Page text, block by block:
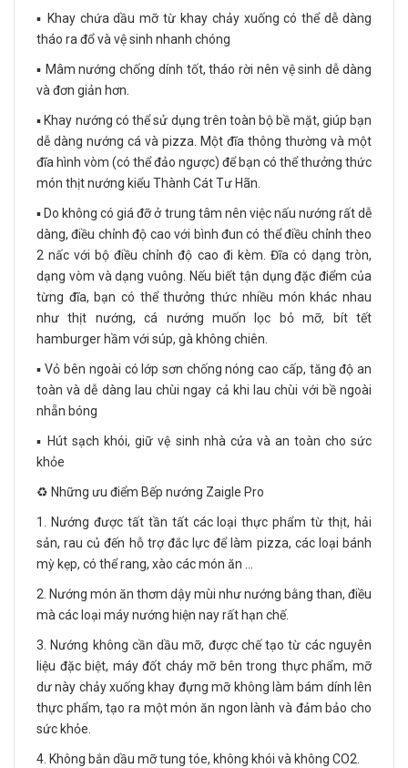
▪️ Khay chứa dầu mỡ từ khay chảy xuống có thể dễ dàng
tháo ra đổ và vệ sinh nhanh chóng
▪️ Mâm nướng chống dính tốt, tháo rời nên vệ sinh dễ dàng
và đơn giản hơn.
▪️ Khay nướng có thể sử dụng trên toàn bộ bề mặt, giúp bạn
dễ dàng nướng cá và pizza. Một đĩa thông thường và một
đĩa hình vòm (có thể đảo ngược) để bạn có thể thưởng thức
món thịt nướng kiểu Thành Cát Tư Hãn.
▪️ Do không có giá đỡ ở trung tâm nên việc nấu nướng rất dễ
dàng, điều chỉnh độ cao với bình đun có thể điều chỉnh theo
2 nấc với bộ điều chỉnh độ cao đi kèm. Đĩa có dạng tròn,
dạng vòm và dạng vuông. Nếu biết tận dụng đặc điểm của
từng đĩa, bạn có thể thưởng thức nhiều món khác nhau
như thịt nướng, cá nướng muốn lọc bỏ mỡ, bít tết
hamburger hầm với súp, gà không chiên.
▪️ Vỏ bên ngoài có lớp sơn chống nóng cao cấp, tăng độ an
toàn và dễ dàng lau chùi ngay cả khi lau chùi với bề ngoài
nhẵn bóng
▪️ Hút sạch khói, giữ vệ sinh nhà cửa và an toàn cho sức
khỏe
♻️ Những ưu điểm Bếp nướng Zaigle Pro
1. Nướng được tất tần tất các loại thực phẩm từ thịt, hải
sản, rau củ đến hỗ trợ đắc lực để làm pizza, các loại bánh
mỳ kẹp, có thể rang, xào các món ăn …
2. Nướng món ăn thơm dậy mùi như nướng bằng than, điều
mà các loại máy nướng hiện nay rất hạn chế.
3. Nướng không cần dầu mỡ, được chế tạo từ các nguyên
liệu đặc biệt, máy đốt cháy mỡ bên trong thực phẩm, mỡ
dư này chảy xuống khay đựng mỡ không làm bám dính lên
thực phẩm, tạo ra một món ăn ngon lành và đảm bảo cho
sức khỏe.
4. Không bắn dầu mỡ tung tóe, không khói và không CO2.